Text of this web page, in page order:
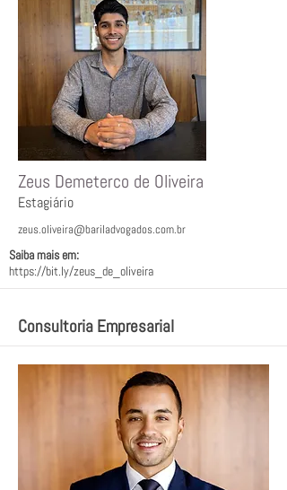
Zeus Demeterco de Oliveira
Estagiário
zeus.oliveira@bariladvogados.com.br
Saiba mais em:
https://bit.ly/zeus_de_oliveira
Consultoria Empresarial